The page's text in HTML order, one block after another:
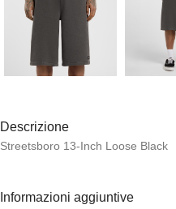
Descrizione
Streetsboro 13-Inch Loose Black
Informazioni aggiuntive